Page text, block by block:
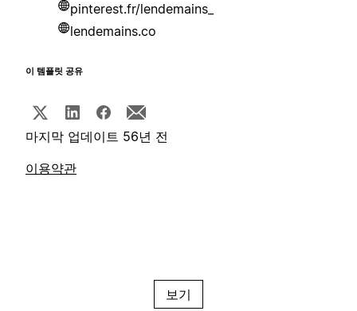
pinterest.fr/lendemains_
lendemains.co
이 템플릿 공유
마지막 업데이트 56년 전
이용약관
보기